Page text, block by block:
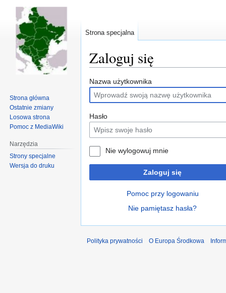
Zaloguj się
Przejdź
do
nawigacji
Przejdź
do
wyszukiwania
Nazwa użytkownika
Hasło
Nie wylogowuj mnie
Zaloguj się
Pomoc przy logowaniu
Nie pamiętasz hasła?
Strona specjalna
Strona główna
Ostatnie zmiany
Losowa strona
Pomoc z MediaWiki
Narzędzia
Strony specjalne
Wersja do druku
Polityka prywatności O Europa Środkowa